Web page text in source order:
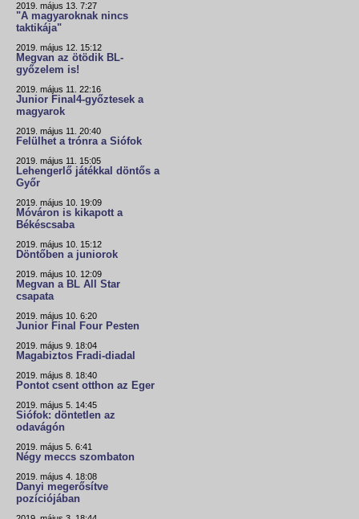
2019. május 13. 7:27
"A magyaroknak nincs
taktikája"
2019. május 12. 15:12
Megvan az ötödik BL-
győzelem is!
2019. május 11. 22:16
Junior Final4-győztesek a
magyarok
2019. május 11. 20:40
Felülhet a trónra a Siófok
2019. május 11. 15:05
Lehengerlő játékkal döntős a
Győr
2019. május 10. 19:09
Móváron is kikapott a
Békéscsaba
2019. május 10. 15:12
Döntőben a juniorok
2019. május 10. 12:09
Megvan a BL All Star
csapata
2019. május 10. 6:20
Junior Final Four Pesten
2019. május 9. 18:04
Magabiztos Fradi-diadal
2019. május 8. 18:40
Pontot csent otthon az Eger
2019. május 5. 14:45
Siófok: döntetlen az
odavágón
2019. május 5. 6:41
Négy meccs szombaton
2019. május 4. 18:08
Danyi megerősítve
pozíciójában